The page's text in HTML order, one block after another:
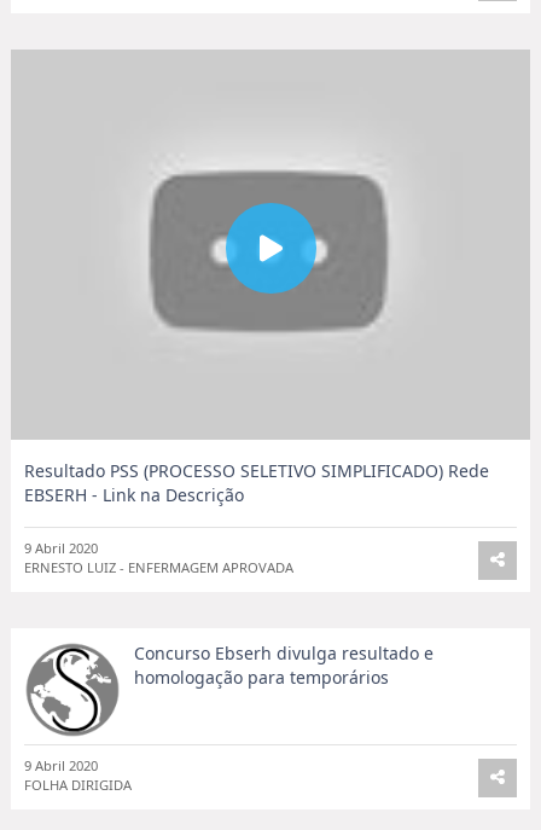
Resultado PSS (PROCESSO SELETIVO SIMPLIFICADO) Rede
EBSERH - Link na Descrição
9 Abril 2020
ERNESTO LUIZ - ENFERMAGEM APROVADA
Concurso Ebserh divulga resultado e
homologação para temporários
9 Abril 2020
FOLHA DIRIGIDA